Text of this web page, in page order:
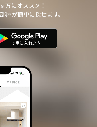
方にオススメ！
屋が簡単に探せます。